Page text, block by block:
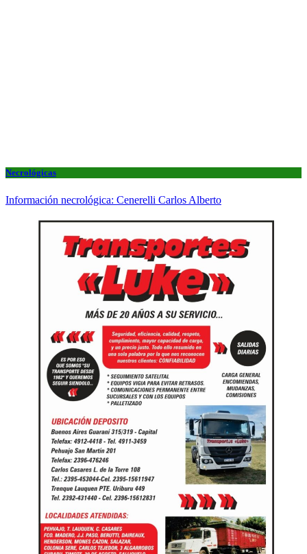
Necrológicas
Información necrológica: Cenerelli Carlos Alberto